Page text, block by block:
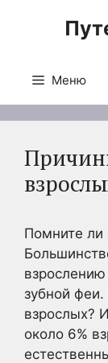
Меню
Помните ли
зубной
взрослых?
около 6%